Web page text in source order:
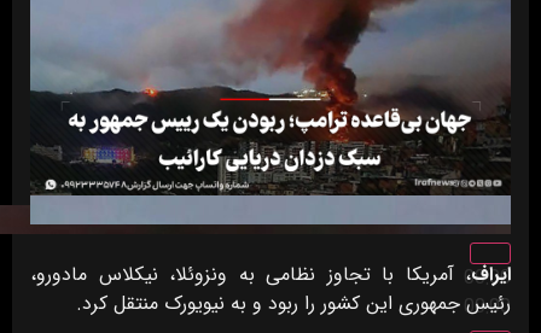
00:00
00:00
ایراف، آمریکا با تجاوز نظامی به ونزوئلا، نیکلاس مادورو،
رئیس جمهوری این کشور را ربود و به نیویورک منتقل کرد.